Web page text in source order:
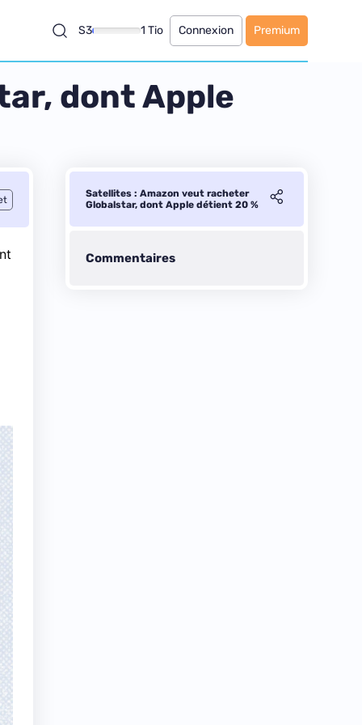
S3 1 Tio Connexion Premium
dont Apple
Satellites : Amazon veut racheter
Globalstar, dont Apple détient 20 %
Commentaires